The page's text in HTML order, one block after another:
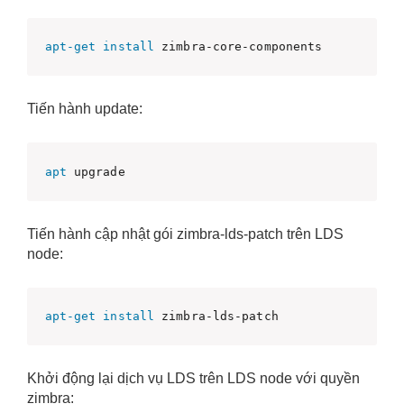
apt-get install zimbra-core-components
Tiến hành update:
apt upgrade
Tiến hành cập nhật gói zimbra-lds-patch trên LDS
node:
apt-get install zimbra-lds-patch
Khởi động lại dịch vụ LDS trên LDS node với quyền
zimbra: